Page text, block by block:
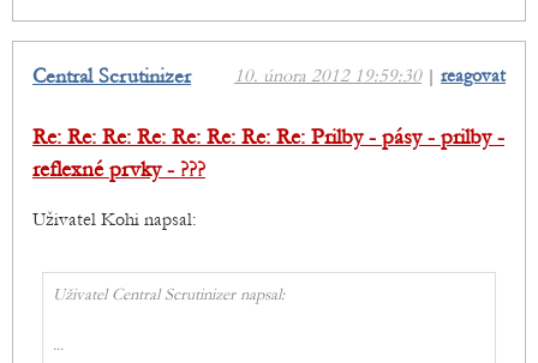
10. února 2012 19:59:30| reagovat
Central Scrutinizer
Re: Re: Re: Re: Re: Re: Re: Re: Prilby - pásy - prilby -
reflexné prvky - ???
Uživatel Kohi napsal:
Uživatel Central Scrutinizer napsal:
...